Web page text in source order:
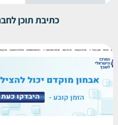
כתיבת תוכן